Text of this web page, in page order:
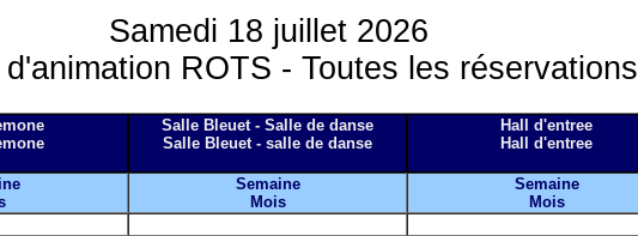
Samedi 18 juillet 2026
ROTS - Toutes les réservations
Salle Bleuet - Salle de danse
Salle Bleuet - salle de danse
Hall d'entree
Hall d'entree
Semaine
Mois
Semaine
Mois